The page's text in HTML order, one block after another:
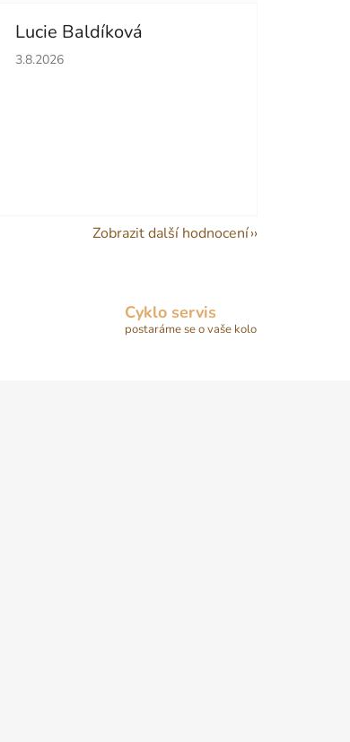
Lucie Baldíková
Hodnocení obchodu je 5 z 5 hvězdiček.
3.8.2026
Zobrazit další hodnocení
Cyklo servis
postaráme se o vaše kolo